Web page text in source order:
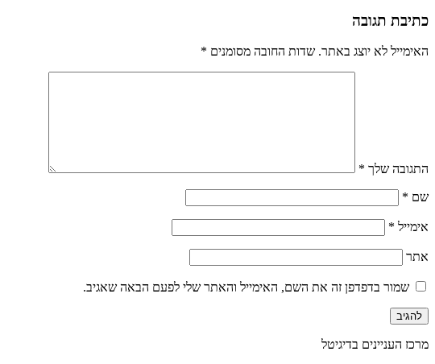
כתיבת תגובה
האימייל לא יוצג באתר. שדות החובה מסומנים *
התגובה שלך *
שם *
אימייל *
אתר
שמור בדפדפן זה את השם, האימייל והאתר שלי לפעם הבאה שאגיב.
מרכז העניינים בדיגיטל